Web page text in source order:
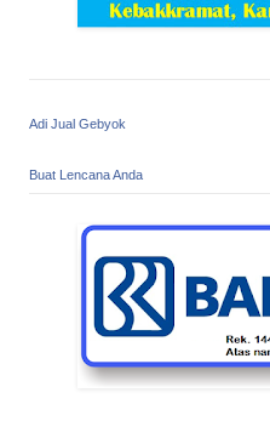
Adi Jual Gebyok
Buat Lencana Anda